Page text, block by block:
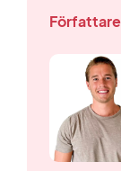
Författare